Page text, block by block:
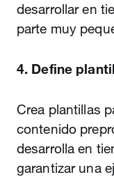
desarrollar en
parte muy
4. Define
Crea plantillas
contenido
desarrolla en
garantizar una